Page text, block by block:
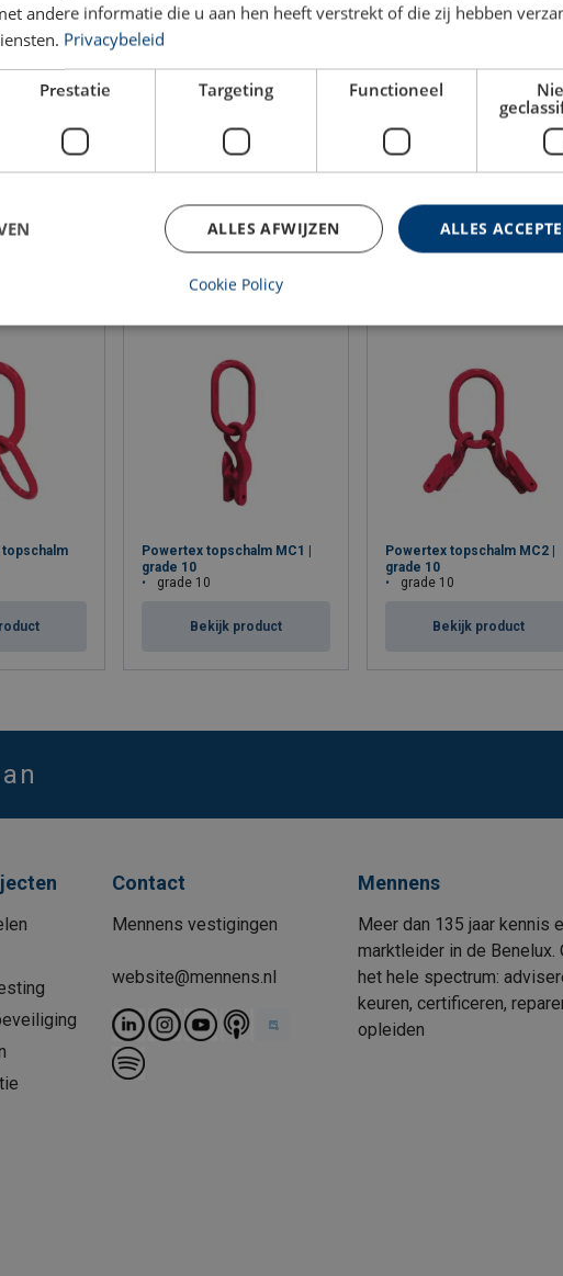
Powertex topschalm MC1 |
grade 10
grade 10
Bekijk product
Powertex topschalm MC2 |
grade 10
grade 10
Bekijk product
Contact
Mennens vestigingen
website@mennens.nl
Mennens
Meer dan 135 jaar kennis
marktleider in de
het hele spectrum:
keuren, certificeren,
opleiden
andere informatie die u aan hen heeft verstrekt of die zij hebben
Privacybeleid
Prestatie Targeting Functioneel
ALLES
ALLES AFWIJZEN
Cookie Policy